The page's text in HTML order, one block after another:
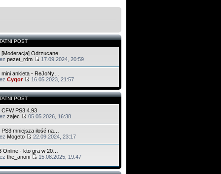
POST
[Moderacja] Odrzucane…
pezet_rdm 17.09.2024, 20:59
mini ankieta - ReJoNy…
Cyqor 16.05.2023, 21:57
POST
CFW PS3 4.93
zajec 05.05.2026, 16:38
PS3 mniejsza ilość na…
Mogeto 22.09.2024, 23:17
Online - kto gra w 20…
the_anoni 15.08.2025, 19:47